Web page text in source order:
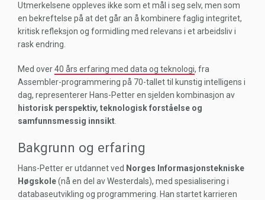
Utmerkelsene oppleves ikke som et mål i seg selv, men som
en bekreftelse på at det går an å kombinere faglig integritet,
kritisk refleksjon og formidling med relevans i et arbeidsliv i
rask endring.
Med over40 års erfaring med data og teknologi, fra
Assembler-programmering på 70-tallet til kunstig intelligens i
dag, representerer Hans-Petter en sjelden kombinasjon av
historisk perspektiv, teknologisk forståelse og
samfunnsmessig innsikt
Bakgrunn og erfaring
Hans-Petter er utdannet ved Norges Informasjonstekniske
Høgskole(nå en del av Westerdals), med spesialisering i
databaseutvikling og programmering. Han startet karrieren